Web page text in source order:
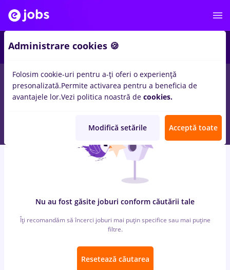
locuri de muncacu salarii zidar zugrav, Part time
NapocapentruStudent inTransport / Distributie, IT / Telecom
Nu au fost găsite joburi conform căutării tale
Îți recomandăm să încerci joburi mai puțin specifice sau mai puține
filtre.
Resetează căutarea
Administrare cookies 🍪
Folosim cookie-uri pentru a-ți oferi o experiență
presonalizată.Permite activarea pentru a beneficia de
avantajele lor.Vezi politica noastră de cookies.
Modifică setările Acceptă toate